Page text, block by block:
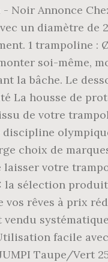
Annonce
un diamètre de
1 trampoline :
soi-même,
la bâche. Le
La housse de
de votre
discipline
choix de
votre
la sélection
rêves à prix
facile
Taupe/Vert